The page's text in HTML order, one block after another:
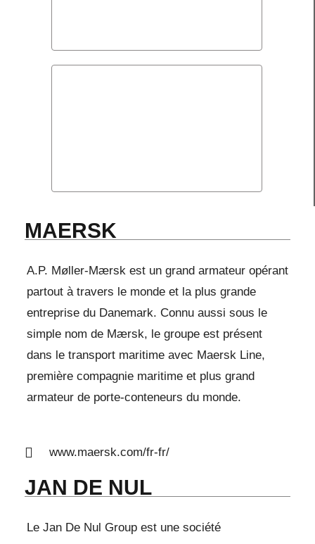
MAERSK
A.P. Møller-Mærsk est un grand armateur opérant
partout à travers le monde et la plus grande
entreprise du Danemark. Connu aussi sous le
simple nom de Mærsk, le groupe est présent
dans le transport maritime avec Maersk Line,
première compagnie maritime et plus grand
armateur de porte-conteneurs du monde.
www.maersk.com/fr-fr/
JAN DE NUL
Le Jan De Nul Group est une société